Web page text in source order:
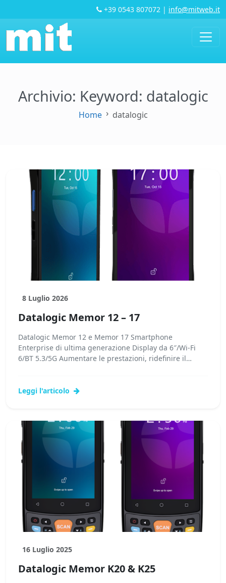
+39 0543 807072 | info@mitweb.it
Archivio: Keyword: datalogic
Home datalogic
8 Luglio 2026
Datalogic Memor 12 – 17
Datalogic Memor 12 e Memor 17 Smartphone
Enterprise di ultima generazione Display da 6″/Wi-Fi
6/BT 5.3/5G Aumentare le prestazioni, ridefinire il
Leggi l'articolo
16 Luglio 2025
Datalogic Memor K20 & K25